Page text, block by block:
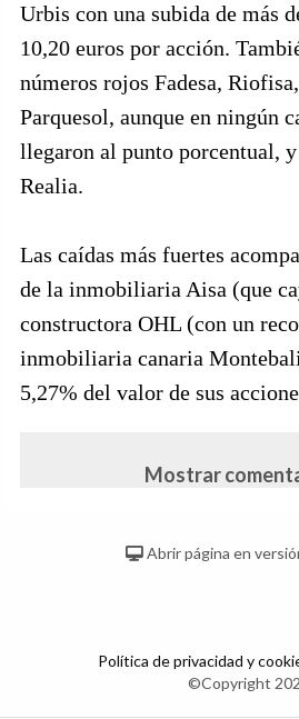
Urbis con una subida de más
10,20 euros por acción.
números rojos Fadesa,
Parquesol, aunque en ningún
llegaron al punto porcentual,
Realia.
Las caídas más fuertes
de la inmobiliaria Aisa (que
constructora OHL (con un
inmobiliaria canaria
5,27% del valor de sus
Mostrar
Abrir página en
Política de privacidad y
©Copyright